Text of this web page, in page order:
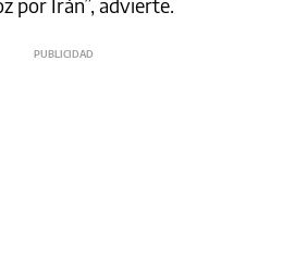
por Irán”, advierte.